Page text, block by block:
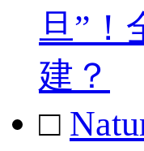
旦”！
建？
□